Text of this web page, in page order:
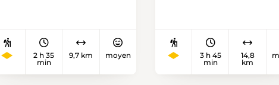
l'entrée des Grottes de
Milandre puis, par une
série d'escaliers, à la tour
2 h 35
min
9,7 km moyen
droite sur le chemin
forestier qui monte la
Troisième Combe en
3 h 45
min
14,8
km